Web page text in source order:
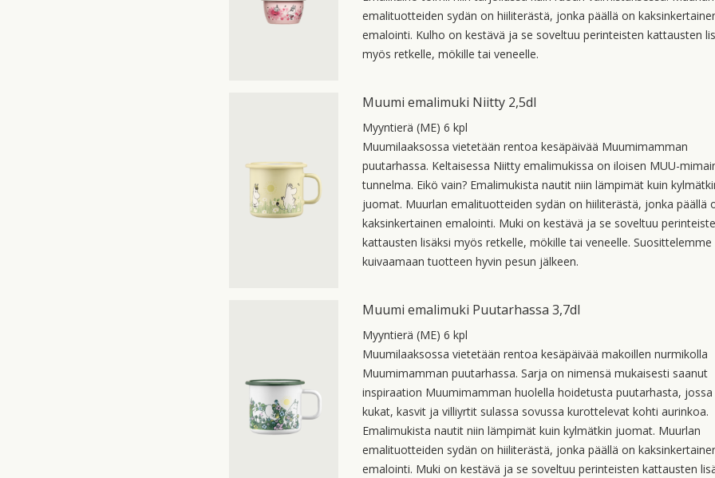
emalituotteiden sydän on hiiliterästä, jonka päällä on
emalointi. Kulho on kestävä ja se soveltuu perinteisten kattausten
myös retkelle, mökille tai veneelle.
Muumi emalimuki Niitty 2,5dl
Myyntierä (ME) 6 kpl
Muumilaaksossa vietetään rentoa kesäpäivää Muumimamman
puutarhassa. Keltaisessa Niitty emalimukissa on iloisen MUU-
tunnelma. Eikö vain? Emalimukista nautit niin lämpimät kuin
juomat. Muurlan emalituotteiden sydän on hiiliterästä, jonka päällä
kaksinkertainen emalointi. Muki on kestävä ja se soveltuu
kattausten lisäksi myös retkelle, mökille tai veneelle. Suosittelemme
kuivaamaan tuotteen hyvin pesun jälkeen.
Muumi emalimuki Puutarhassa 3,7dl
Myyntierä (ME) 6 kpl
Muumilaaksossa vietetään rentoa kesäpäivää makoillen nurmikolla
Muumimamman puutarhassa. Sarja on nimensä mukaisesti saanut
inspiraation Muumimamman huolella hoidetusta puutarhasta, jossa
kukat, kasvit ja villiyrtit sulassa sovussa kurottelevat kohti aurinkoa.
Emalimukista nautit niin lämpimät kuin kylmätkin juomat. Muurlan
emalituotteiden sydän on hiiliterästä, jonka päällä on
emalointi. Muki on kestävä ja se soveltuu perinteisten kattausten